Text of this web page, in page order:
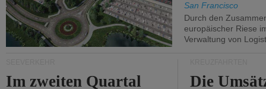
San Francisco
Durch den
europäischer Riese
Verwaltung von
Im zweiten Quartal
Die